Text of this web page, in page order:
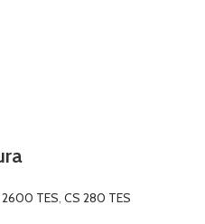
2600 TES, CS 280 TES